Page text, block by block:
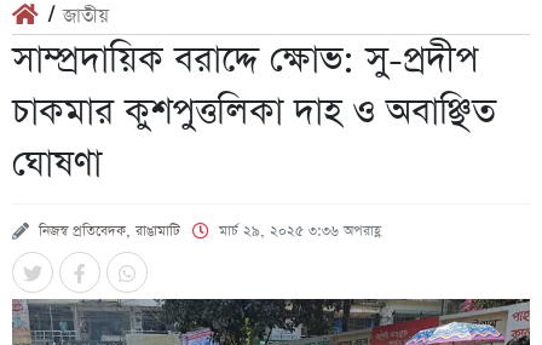
/জাতীয়
সাম্প্রদায়িক বরাদ্দে ক্ষোভ: সু-প্রদীপ
চাকমার কুশপুত্তলিকা দাহ ও অবাঞ্ছিত
ঘোষণা
নিজস্ব প্রতিবেদক, রাঙামাটি মার্চ ২৯, ২০২৫ ৩:৩৬ অপরাহ্ণ